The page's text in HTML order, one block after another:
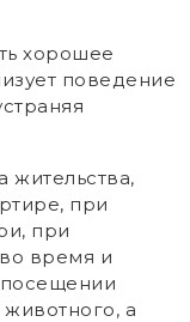
хорошее
поведение
жительства,
при
при
время и
посещении
а